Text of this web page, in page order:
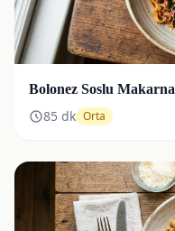
Bolonez Soslu Makarna
85 dk Orta